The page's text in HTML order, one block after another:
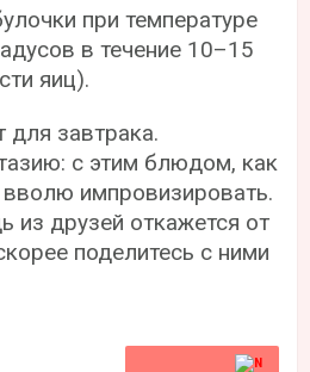
при температуре
в течение 10–15
яиц).
для завтрака.
с этим блюдом, как
импровизировать.
из друзей откажется от
поделитесь с ними